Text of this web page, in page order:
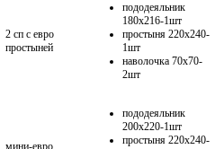
2 сп с евро
простыней
пододеяльник
180х216-1шт
простыня 220х240-
1шт
наволочка 70х70-
2шт
мини-евро
пододеяльник
200х220-1шт
простыня 220х240-